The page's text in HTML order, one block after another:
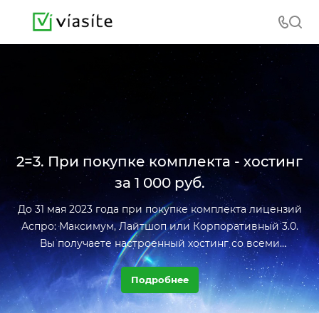
2=3. При покупке комплекта - хостинг
за 1 000 руб.
До 31 мая 2023 года при покупке комплекта лицензий
Аспро: Максимум, Лайтшоп или Корпоративный 3.0.
Вы получаете настроенный хостинг со всеми
инструментами
на год всего за 1 000 ₽.
Подробнее